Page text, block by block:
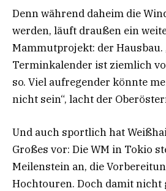
Denn während daheim die
werden, läuft draußen ein
Mammutprojekt: der Hausbau.
Terminkalender ist ziemlich
so. Viel aufregender könnte
nicht sein“, lacht der
Und auch sportlich hat
Großes vor: Die WM in Tokio
Meilenstein an, die
Hochtouren. Doch damit nicht